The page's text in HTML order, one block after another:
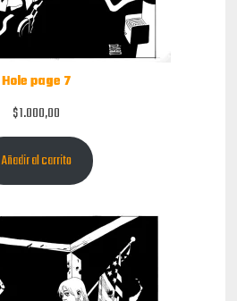
Hole page 7
$1.000,00
Añadir al carrito